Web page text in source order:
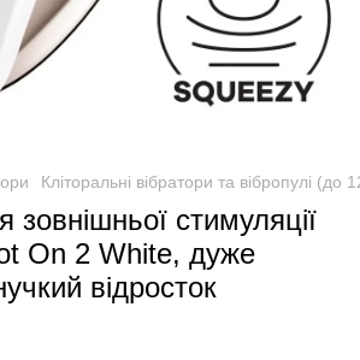
Кліторальні вібратори та вібропулі (до
зовнішньої стимуляції
On 2 White, дуже
відросток